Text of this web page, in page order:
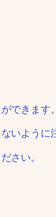
できます。
いように
さい。